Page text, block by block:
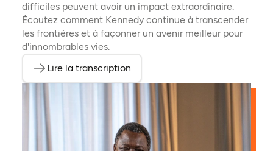
difficiles peuvent avoir un impact extraordinaire.
Écoutez comment Kennedy continue à transcender
les frontières et à façonner un avenir meilleur pour
d'innombrables vies.
Lire la transcription(ouvre dans un nouvel onglet)